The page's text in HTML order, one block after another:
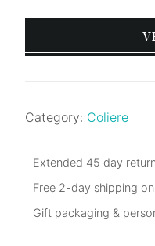
Category: Coliere
Extended 45 day
Free 2-day shipping
Gift packaging &